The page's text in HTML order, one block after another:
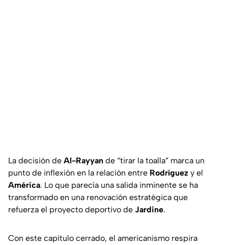
La decisión de Al-Rayyan de “tirar la toalla” marca un
punto de inflexión en la relación entre Rodríguez y el
América. Lo que parecía una salida inminente se ha
transformado en una renovación estratégica que
refuerza el proyecto deportivo de Jardine.
Con este capítulo cerrado, el americanismo respira